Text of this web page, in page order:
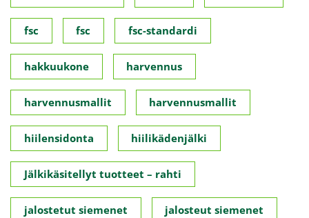
fsc fsc fsc-standardi
hakkuukone harvennus
harvennusmallit harvennusmallit
hiilensidonta hiilikädenjälki
Jälkikäsitellyt tuotteet – rahti
jalostetut siemenet jalosteut siemenet